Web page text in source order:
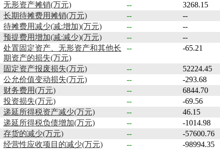
无形资产摊销(万元)
--
3268.15
长期待摊费用摊销(万元)
--
--
待摊费用减少(减:增加)(万元)
--
--
预提费用增加(减:减少)(万元)
--
--
处置固定资产、无形资产和其他长
期资产的损失(万元)
-- -65.21
固定资产报废损失(万元) --
52224.45
公允价值变动损失(万元)
--
-293.68
财务费用(万元)
--
6844.70
投资损失(万元)
--
-69.56
递延所得税资产减少(万元)
--
46.15
递延所得税负债增加(万元)
--
-1014.98
存货的减少(万元)
--
-57600.76
经营性应收项目的减少(万元)
--
-98994.35